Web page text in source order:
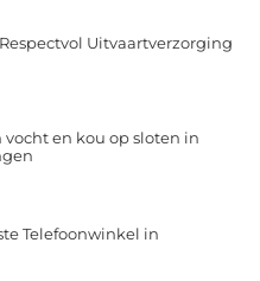
Uitvaartverzorging
vocht en kou op sloten in
Telefoonwinkel in